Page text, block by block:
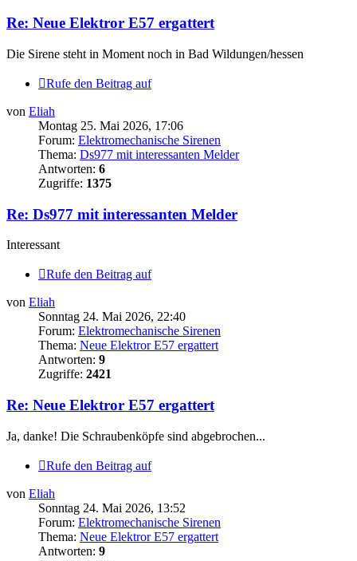
Re: Neue Elektror E57 ergattert
Die Sirene steht in Moment noch in Bad Wildungen/hessen
Rufe den Beitrag auf
von Eliah
Montag 25. Mai 2026, 17:06
Forum: Elektromechanische Sirenen
Thema: Ds977 mit interessanten Melder
Antworten: 6
Zugriffe: 1375
Re: Ds977 mit interessanten Melder
Interessant
Rufe den Beitrag auf
von Eliah
Sonntag 24. Mai 2026, 22:40
Forum: Elektromechanische Sirenen
Thema: Neue Elektror E57 ergattert
Antworten: 9
Zugriffe: 2421
Re: Neue Elektror E57 ergattert
Ja, danke! Die Schraubenköpfe sind abgebrochen...
Rufe den Beitrag auf
von Eliah
Sonntag 24. Mai 2026, 13:52
Forum: Elektromechanische Sirenen
Thema: Neue Elektror E57 ergattert
Antworten: 9